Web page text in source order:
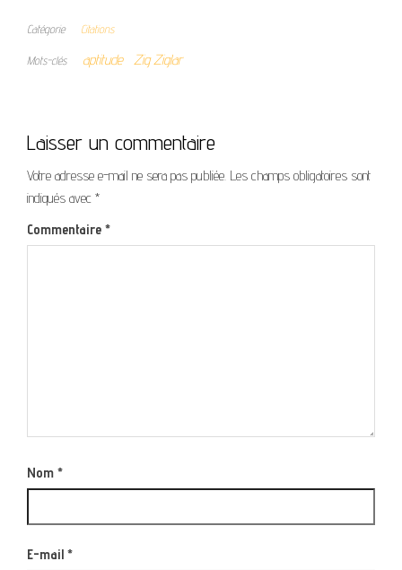
Catégorie Citations
Mots-clés aptitude Zig Ziglar
Laisser un commentaire
Votre adresse e-mail ne sera pas publiée. Les champs obligatoires sont
indiqués avec *
Commentaire *
Nom *
E-mail *